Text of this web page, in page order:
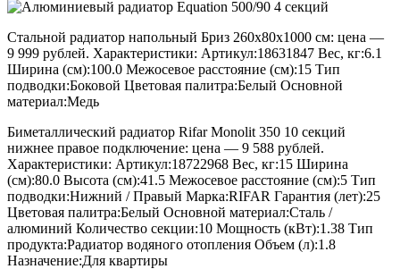
Стальной радиатор напольный Бриз 260х80х1000 см: цена —
9 999 рублей. Характеристики: Артикул:18631847 Вес, кг:6.1
Ширина (см):100.0 Межосевое расстояние (см):15 Тип
подводки:Боковой Цветовая палитра:Белый Основной
материал:Медь
Биметаллический радиатор Rifar Monolit 350 10 секций
нижнее правое подключение: цена — 9 588 рублей.
Характеристики: Артикул:18722968 Вес, кг:15 Ширина
(см):80.0 Высота (см):41.5 Межосевое расстояние (см):5 Тип
подводки:Нижний / Правый Марка:RIFAR Гарантия (лет):25
Цветовая палитра:Белый Основной материал:Сталь /
алюминий Количество секции:10 Мощность (кВт):1.38 Тип
продукта:Радиатор водяного отопления Объем (л):1.8
Назначение:Для квартиры